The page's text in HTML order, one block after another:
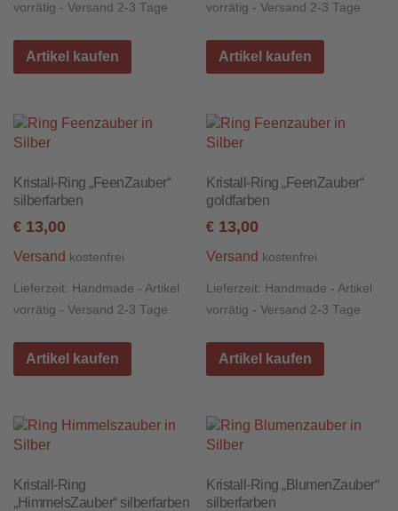
vorrätig - Versand 2-3 Tage
Artikel kaufen
vorrätig - Versand 2-3 Tage
Artikel kaufen
Kristall-Ring „FeenZauber“
silberfarben
€ 13,00
Versand kostenfrei
Lieferzeit: Handmade - Artikel
vorrätig - Versand 2-3 Tage
Artikel kaufen
Kristall-Ring „FeenZauber“
goldfarben
€ 13,00
Versand kostenfrei
Lieferzeit: Handmade - Artikel
vorrätig - Versand 2-3 Tage
Artikel kaufen
Kristall-Ring
„HimmelsZauber“ silberfarben
Kristall-Ring „BlumenZauber“
silberfarben